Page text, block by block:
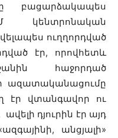
բացարձակապես
ուղղորդված
էր, որովհետև
հաջորդած
ազատականացումը
էր վտանգավոր ու
դյուրին էր այդ
անցյալի»